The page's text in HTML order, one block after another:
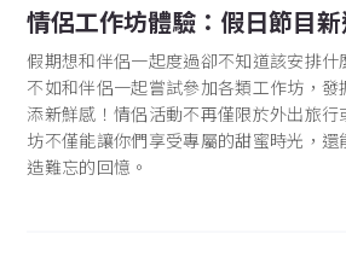
情侶工作坊體驗：假日節目
假期想和伴侶一起度過卻不知道該安排什
不如和伴侶一起嘗試參加各類工作坊，
添新鮮感！情侶活動不再僅限於外出旅
坊不僅能讓你們享受專屬的甜蜜時光，
造難忘的回憶。